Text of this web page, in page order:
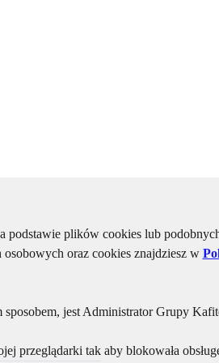
podstawie plików cookies lub
oraz cookies znajdziesz w
jest Administrator Grupy
przeglądarki tak aby blokowała